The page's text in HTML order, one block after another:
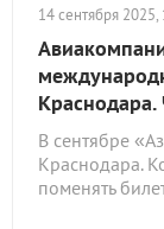
14 сентября 2025,
Краснодара.
В сентябре
Краснодара.
поменять